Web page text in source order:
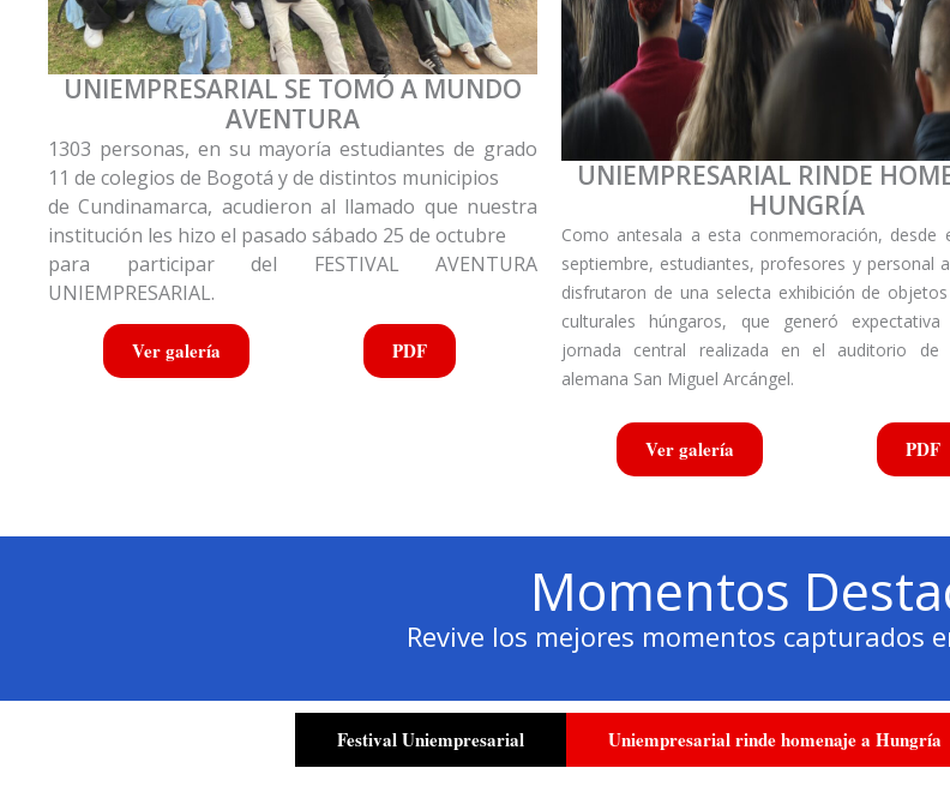
UNIEMPRESARIAL SE TOMÓ A MUNDO
AVENTURA
1303 personas, en su mayoría estudiantes de grado
11 de colegios de Bogotá y de distintos municipios
de Cundinamarca, acudieron al llamado que nuestra
institución les hizo el pasado sábado 25 de octubre
para participar del FESTIVAL AVENTURA
UNIEMPRESARIAL.
Ver galería PDF
UNIEMPRESARIAL RINDE
HUNGRÍA
Como antesala a esta conmemoración, desde
septiembre, estudiantes, profesores y personal
disfrutaron de una selecta exhibición de
culturales húngaros, que generó
jornada central realizada en el auditorio de
alemana San Miguel Arcángel.
Ver galería PDF
Momentos
Revive los mejores momentos capturados
Festival Uniempresarial Uniempresarial rinde homenaje a Hungría